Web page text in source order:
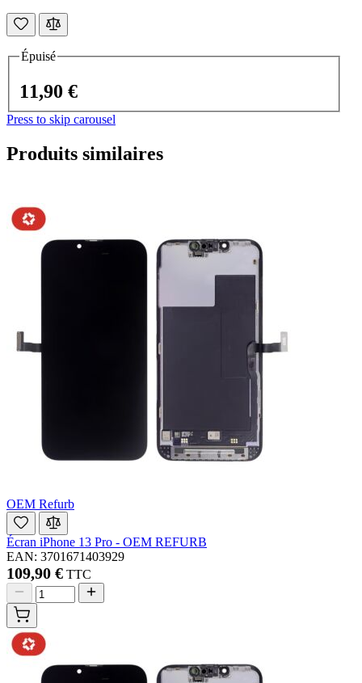
Épuisé
11,90 €
Press to skip carousel
Produits similaires
OEM Refurb
Écran iPhone 13 Pro - OEM REFURB
EAN: 3701671403929
109,90 € TTC